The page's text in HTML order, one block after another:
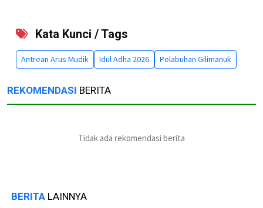
Kata Kunci / Tags
Antrean Arus Mudik Idul Adha 2026 Pelabuhan Gilimanuk
REKOMENDASI BERITA
Tidak ada rekomendasi berita
BERITA LAINNYA